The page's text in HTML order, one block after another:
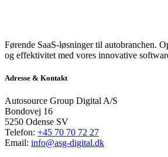
Førende SaaS-løsninger til autobranchen.
og effektivitet med vores innovative
Adresse & Kontakt
Autosource Group Digital A/S
Bondovej 16
5250 Odense SV
Telefon: +45 70 70 72 27
Email: info@asg-digital.dk